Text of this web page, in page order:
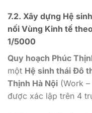
7.2. Xây dựng Hệ
nối Vùng Kinh tế
1/5000
Quy hoạch Phúc
một Hệ sinh thái Đô
Thịnh Hà Nội (Work
được xác lập trên 4